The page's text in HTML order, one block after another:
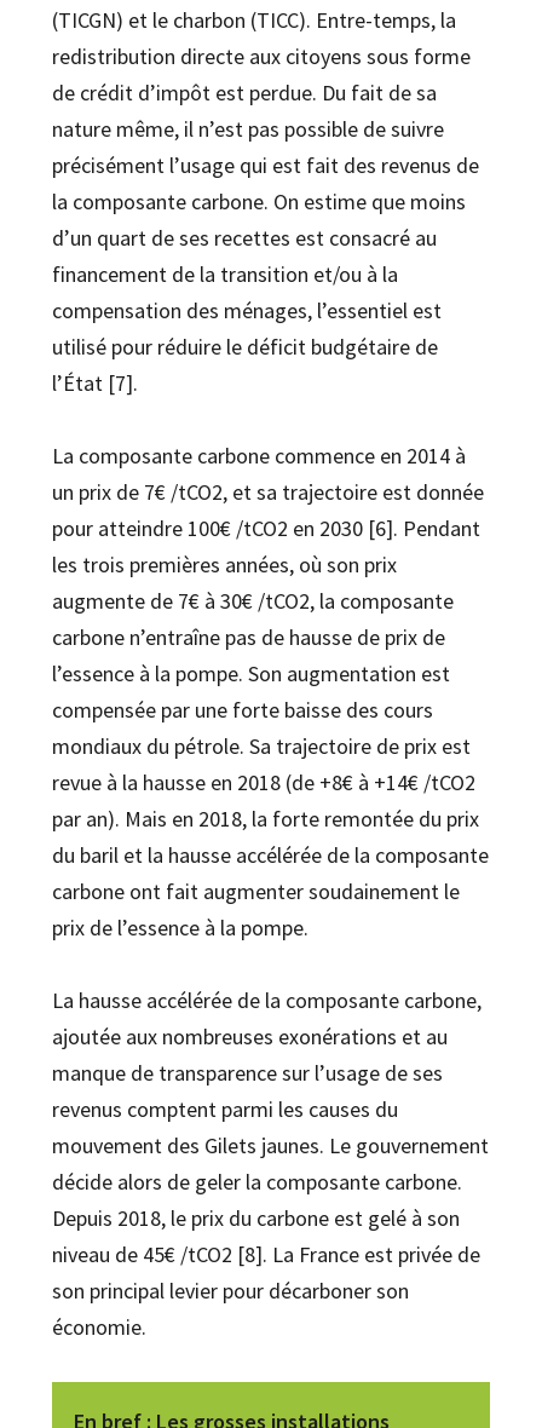
(TICGN) et le charbon (TICC). Entre-temps, la
redistribution directe aux citoyens sous forme
de crédit d’impôt est perdue. Du fait de sa
nature même, il n’est pas possible de suivre
précisément l’usage qui est fait des revenus de
la composante carbone. On estime que moins
d’un quart de ses recettes est consacré au
financement de la transition et/ou à la
compensation des ménages, l’essentiel est
utilisé pour réduire le déficit budgétaire de
l’État [7].
La composante carbone commence en 2014 à
un prix de 7€ /tCO2, et sa trajectoire est donnée
pour atteindre 100€ /tCO2 en 2030 [6]. Pendant
les trois premières années, où son prix
augmente de 7€ à 30€ /tCO2, la composante
carbone n’entraîne pas de hausse de prix de
l’essence à la pompe. Son augmentation est
compensée par une forte baisse des cours
mondiaux du pétrole. Sa trajectoire de prix est
revue à la hausse en 2018 (de +8€ à +14€ /tCO2
par an). Mais en 2018, la forte remontée du prix
du baril et la hausse accélérée de la composante
carbone ont fait augmenter soudainement le
prix de l’essence à la pompe.
La hausse accélérée de la composante carbone,
ajoutée aux nombreuses exonérations et au
manque de transparence sur l’usage de ses
revenus comptent parmi les causes du
mouvement des Gilets jaunes. Le gouvernement
décide alors de geler la composante carbone.
Depuis 2018, le prix du carbone est gelé à son
niveau de 45€ /tCO2 [8]. La France est privée de
son principal levier pour décarboner son
économie.
En bref: Les grosses installations